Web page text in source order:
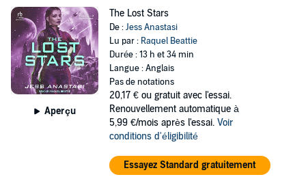
Aperçu
The Lost Stars
De :Jess Anastasi
Lu par : Raquel Beattie
Durée : 13 h et 34 min
Langue : Anglais
Pas de notations
20,17 € ou gratuit avec l'essai.
Renouvellement automatique à
5,99 €/mois après l'essai. Voir
conditions d'éligibilité
Essayez Standard gratuitement